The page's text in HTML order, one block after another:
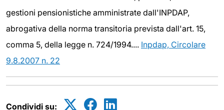
gestioni pensionistiche amministrate dall'INPDAP,
abrogativa della norma transitoria prevista dall'art. 15,
comma 5, della legge n. 724/1994.... Inpdap, Circolare
9.8.2007 n. 22
Condividi su: